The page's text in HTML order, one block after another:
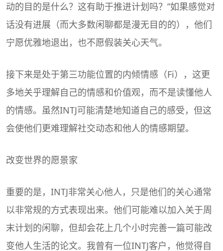
动的目的是什么？这有助于推进计划吗？”如果感觉对
话没有进展（而大多数闲聊都是漫无目的的），他们
宁愿优雅地退出，也不愿假装关心天气。
接下来是处于第三功能位置的内倾情感（Fi），这更
多地关乎理解自己的情感和价值观，而不是读懂他人
的情感。虽然INTJ可能清楚地知道自己的感受，但这
会使他们更难理解社交动态和他人的情感期望。
改变世界的愿景家
重要的是，INTJ非常关心他人，只是他们的关心通常
以非常规的方式表现出来。他们可能难以加入关于周
末计划的闲聊，但却会花上几个小时完善一篇可能改
变他人生活的论文。我曾有一位INTJ客户，他觉得自